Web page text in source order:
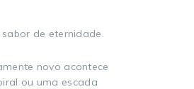
de eternidade.
novo acontece
ou uma escada